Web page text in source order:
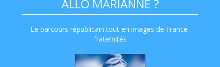
ALLO MARIANNE ?
Le parcours républicain tout en images de France-
fraternités